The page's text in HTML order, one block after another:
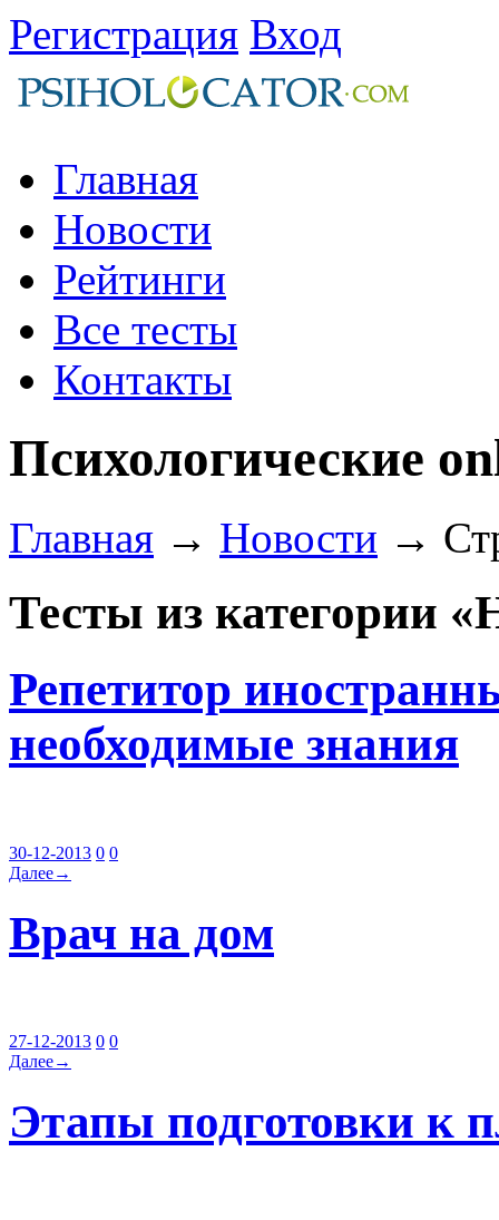
Регистрация Вход
Главная
Новости
Рейтинги
Все тесты
Контакты
Психологические
Главная → Новости →
Тесты из категории
Репетитор
необходимые знания
30-12-2013 0 0
Далее→
Врач на дом
27-12-2013 0 0
Далее→
Этапы подготовки к